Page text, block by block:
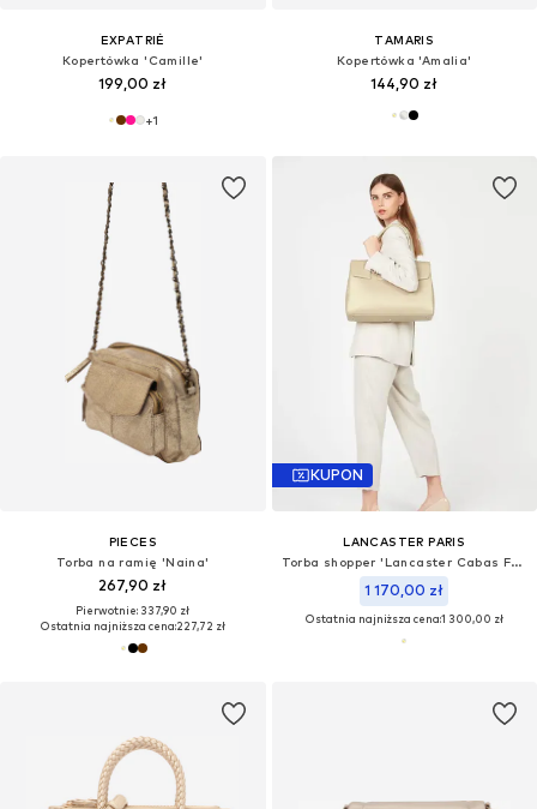
EXPATRIÉ
Kopertówka 'Camille'
199,00 zł
+1
TAMARIS
Kopertówka 'Amalia'
144,90 zł
PIECES
Torba na ramię 'Naina'
267,90 zł
Pierwotnie: 337,90 zł
Ostatnia najniższa cena:227,72 zł
KUPON
LANCASTER PARIS
Torba shopper 'Lancaster Cabas Foulonné Milano XL Champagne'
1 170,00 zł
Ostatnia najniższa cena:1 300,00 zł